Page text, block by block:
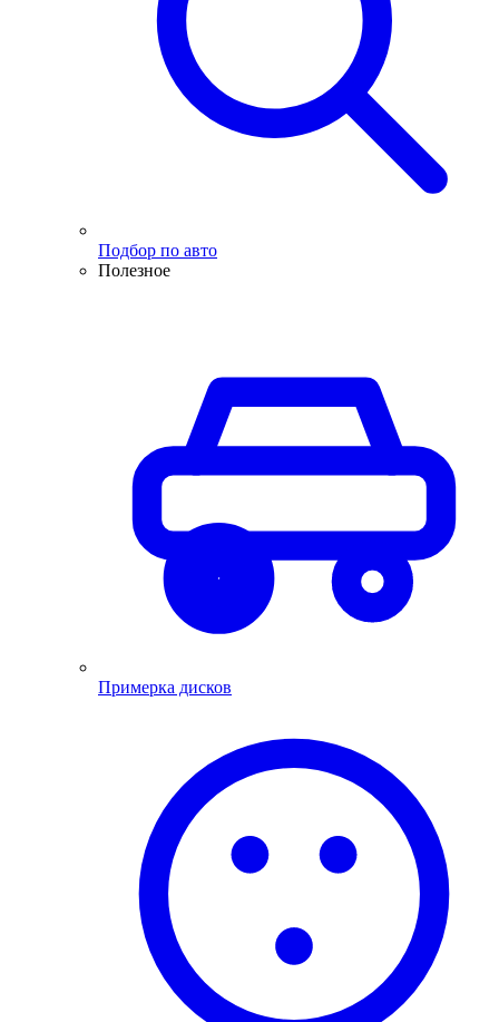
Подбор по авто
Полезное
Примерка дисков